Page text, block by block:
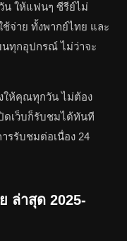
ให้แฟนๆ ซีรีย์ไม่
จ่าย ทั้งพากย์ไทย และ
ทุกอุปกรณ์ ไม่ว่าจะ
ให้คุณทุกวัน ไม่ต้อง
ดเว็บก็รับชมได้ทันที
รรับชมต่อเนื่อง 24
ล่าสุด 2025-